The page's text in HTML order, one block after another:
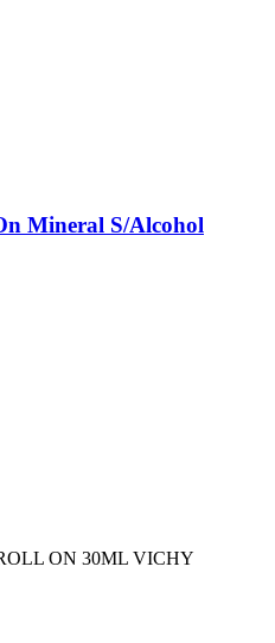
Mineral S/Alcohol
ON 30ML VICHY